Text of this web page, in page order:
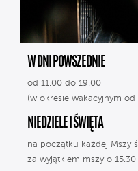
W DNI POWSZEDNIE
od 11.00 do 19.00
(w okresie wakacyjnym od
NIEDZIELE I ŚWIĘTA
na początku każdej Mszy
za wyjątkiem mszy o 15.30